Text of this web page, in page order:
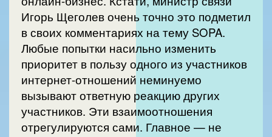
Игорь Щеголев очень точно это подметил
в своих комментариях на тему SOPA.
Любые попытки насильно изменить
приоритет в пользу одного из участников
интернет-отношений неминуемо
вызывают ответную реакцию других
участников. Эти взаимоотношения
отрегулируются сами. Главное — не